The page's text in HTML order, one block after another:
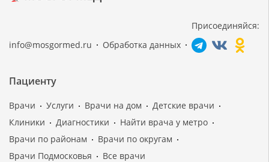
info@mosgormed.ru Обработка данных
Присоединяйся:
Пациенту
Врачи Услуги Врачи на дом
Детские врачи
Клиники
Диагностики
Найти врача у метро
Врачи по районам
Врачи по округам
Врачи Подмосковья
Все врачи